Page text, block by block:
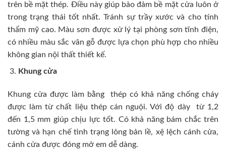
trên bề mặt thép. Điều này giúp bảo đảm bề mặt cửa luôn ở
trong trạng thái tốt nhất. Tránh sự trầy xước và cho tính
thẩm mỹ cao. Màu sơn được xử lý tại phòng sơn tĩnh điện,
có nhiều màu sắc vân gỗ được lựa chọn phù hợp cho nhiều
không gian nội thất thiết kế.
Khung cửa
Khung cửa được làm bằng thép có khả năng chống cháy
được làm từ chất liệu thép cán nguội. Với độ dày từ 1,2
đến 1,5 mm giúp chịu lực tốt. Có khả năng bám chắc trên
tường và hạn chế tình trạng lỏng bản lề, xệ lệch cánh cửa,
cánh cửa được đóng mở em dễ dàng.